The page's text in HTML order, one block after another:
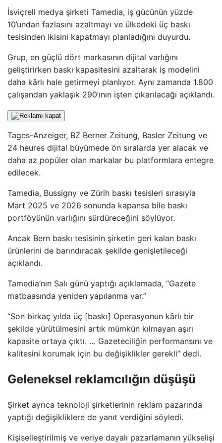
İsviçreli medya şirketi Tamedia, iş gücünün yüzde
10’undan fazlasını azaltmayı ve ülkedeki üç baskı
tesisinden ikisini kapatmayı planladığını duyurdu.
Grup, en güçlü dört markasının dijital varlığını
geliştirirken baskı kapasitesini azaltarak iş modelini
daha kârlı hale getirmeyi planlıyor. Aynı zamanda 1.800
çalışandan yaklaşık 290’ının işten çıkarılacağı açıklandı.
Tages-Anzeiger, BZ Berner Zeitung, Basler Zeitung ve
24 heures dijital büyümede ön sıralarda yer alacak ve
daha az popüler olan markalar bu platformlara entegre
edilecek.
Tamedia, Bussigny ve Zürih baskı tesisleri sırasıyla
Mart 2025 ve 2026 sonunda kapansa bile baskı
portföyünün varlığını sürdüreceğini söylüyor.
Ancak Bern baskı tesisinin şirketin geri kalan baskı
ürünlerini de barındıracak şekilde genişletileceği
açıklandı.
Tamedia’nın Salı günü yaptığı açıklamada, “Gazete
matbaasında yeniden yapılanma var.”
“Son birkaç yılda üç [baskı] Operasyonun kârlı bir
şekilde yürütülmesini artık mümkün kılmayan aşırı
kapasite ortaya çıktı. … Gazeteciliğin performansını ve
kalitesini korumak için bu değişiklikler gerekli” dedi.
Geleneksel reklamcılığın düşüşü
Şirket ayrıca teknoloji şirketlerinin reklam pazarında
yaptığı değişikliklere de yanıt verdiğini söyledi.
Kişiselleştirilmiş ve veriye dayalı pazarlamanın yükselişi